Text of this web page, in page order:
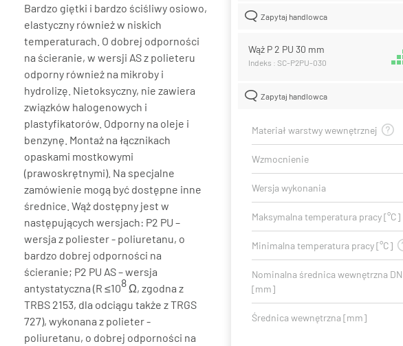
Bardzo giętki i bardzo ściśliwy osiowo,
elastyczny również w niskich
temperaturach. O dobrej odporności
na ścieranie, w wersji AS z polieteru
odporny również na mikroby i
hydrolizę. Nietoksyczny, nie zawiera
związków halogenowych i
plastyfikatorów. Odporny na oleje i
benzynę. Montaż na łącznikach
opaskami mostkowymi
(prawoskrętnymi). Na specjalne
zamówienie mogą być dostępne inne
średnice. Wąż dostępny jest w
następujących wersjach: P2 PU –
wersja z poliester - poliuretanu, o
bardzo dobrej odporności na
ścieranie; P2 PU AS – wersja
antystatyczna (R ≤108 Ω, zgodna z
TRBS 2153, dla odciągu także z TRGS
727), wykonana z polieter -
poliuretanu, o dobrej odporności na
Zapytaj handlowca
Wąż P 2 PU 30 mm
Indeks : SC-P2PU-030
Zapytaj handlowca
Materiał warstwy wewnętrznej
Wzmocnienie
Wersja wykonania
Maksymalna temperatura pracy [°C]
Minimalna temperatura pracy [°C]
Nominalna średnica wewnętrzna DN
[mm]
Średnica wewnętrzna [mm]